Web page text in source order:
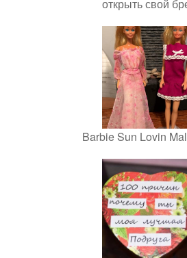
открыть свой
Barbie Sun Lovin